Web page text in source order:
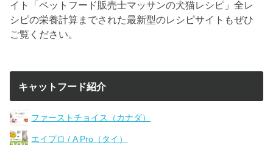
イト「ペットフード販売士マッサンの犬猫レシピ」全レ
シピの栄養計算までされた最新型のレシピサイトもぜひ
ご覧ください。
キャットフード紹介
ファーストチョイス（カナダ）
エイプロ / A Pro（タイ）